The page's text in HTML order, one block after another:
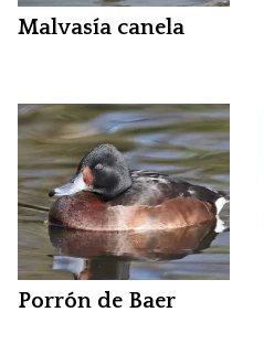
Malvasía canela
Porrón de Baer